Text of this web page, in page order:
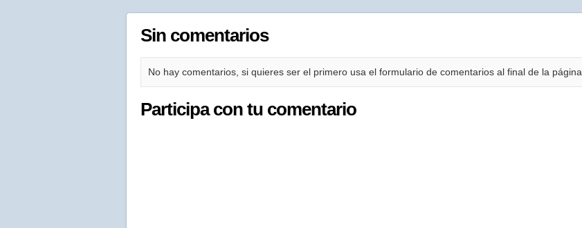
Sin comentarios
No hay comentarios, si quieres ser el primero usa el formulario de comentarios al final de la página.
Participa con tu comentario